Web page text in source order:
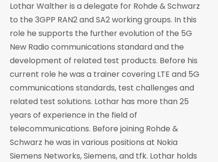
Lothar Walther is a delegate for Rohde & Schwarz
to the 3GPP RAN2 and SA2 working groups. In this
role he supports the further evolution of the 5G
New Radio communications standard and the
development of related test products. Before his
current role he was a trainer covering LTE and 5G
communications standards, test challenges and
related test solutions. Lothar has more than 25
years of experience in the field of
telecommunications. Before joining Rohde &
Schwarz he was in various positions at Nokia
Siemens Networks, Siemens, and tfk. Lothar holds